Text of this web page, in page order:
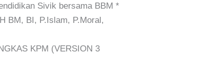
Sivik bersama BBM *
BM, BI, P.Islam, P.Moral,
KPM (VERSION 3